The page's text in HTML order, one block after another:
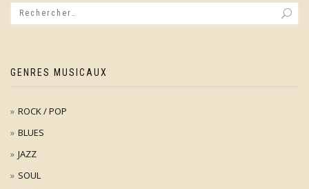
GENRES MUSICAUX
ROCK / POP
BLUES
JAZZ
SOUL